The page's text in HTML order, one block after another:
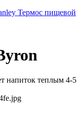
Термос пищевой
напиток теплым 4-5